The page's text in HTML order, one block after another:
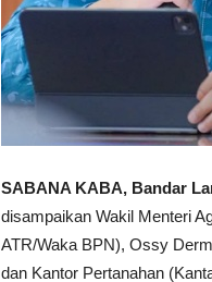
SABANA KABA, Bandar
disampaikan Wakil Menteri
ATR/Waka BPN), Ossy
dan Kantor Pertanahan